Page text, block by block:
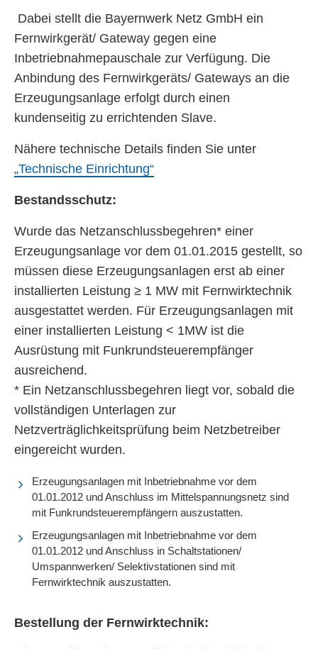
Dabei stellt die Bayernwerk Netz GmbH ein
Fernwirkgerät/ Gateway gegen eine
Inbetriebnahmepauschale zur Verfügung. Die
Anbindung des Fernwirkgeräts/ Gateways an die
Erzeugungsanlage erfolgt durch einen
kundenseitig zu errichtenden Slave.
Nähere technische Details finden Sie unter
„Technische Einrichtung“
Bestandsschutz:
Wurde das Netzanschlussbegehren* einer
Erzeugungsanlage vor dem 01.01.2015 gestellt, so
müssen diese Erzeugungsanlagen erst ab einer
installierten Leistung ≥ 1 MW mit Fernwirktechnik
ausgestattet werden. Für Erzeugungsanlagen mit
einer installierten Leistung < 1MW ist die
Ausrüstung mit Funkrundsteuerempfänger
ausreichend.
* Ein Netzanschlussbegehren liegt vor, sobald die
vollständigen Unterlagen zur
Netzverträglichkeitsprüfung beim Netzbetreiber
eingereicht wurden.
Erzeugungsanlagen mit Inbetriebnahme vor dem
01.01.2012 und Anschluss im Mittelspannungsnetz sind
mit Funkrundsteuerempfängern auszustatten.
Erzeugungsanlagen mit Inbetriebnahme vor dem
01.01.2012 und Anschluss in Schaltstationen/
Umspannwerken/ Selektivstationen sind mit
Fernwirktechnik auszustatten.
Bestellung der Fernwirktechnik: